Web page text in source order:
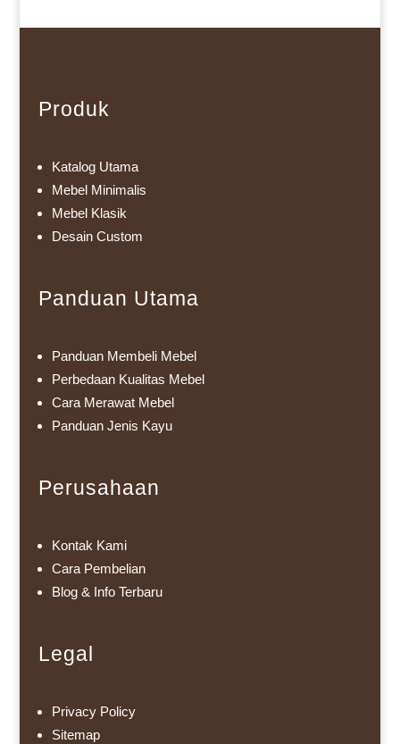
Produk
Katalog Utama
Mebel Minimalis
Mebel Klasik
Desain Custom
Panduan Utama
Panduan Membeli Mebel
Perbedaan Kualitas Mebel
Cara Merawat Mebel
Panduan Jenis Kayu
Perusahaan
Kontak Kami
Cara Pembelian
Blog & Info Terbaru
Legal
Privacy Policy
Sitemap